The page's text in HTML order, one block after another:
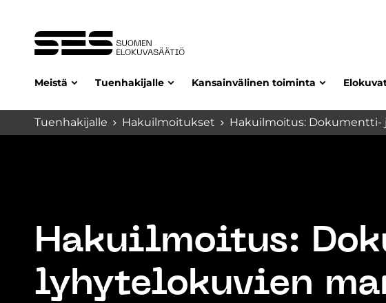
Meistä Tuenhakijalle Kansainvälinen toiminta
Tuenhakijalle Hakuilmoitukset Hakuilmoitus: Dokumentti-
Hakuilmoitus:
lyhytelokuvien